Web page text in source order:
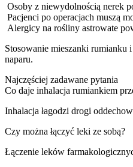
Osoby z niewydolnością nerek
Pacjenci po operacjach muszą
Alergicy na rośliny astrowate
Stosowanie mieszanki rumianku
naparu.
Najczęściej zadawane pytania
Co daje inhalacja rumiankiem
Inhalacja łagodzi drogi
Czy można łączyć leki ze sobą?
Łączenie leków